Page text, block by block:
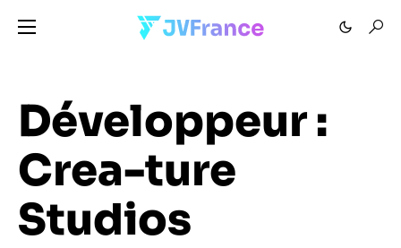
Développeur :
Crea-ture
Studios